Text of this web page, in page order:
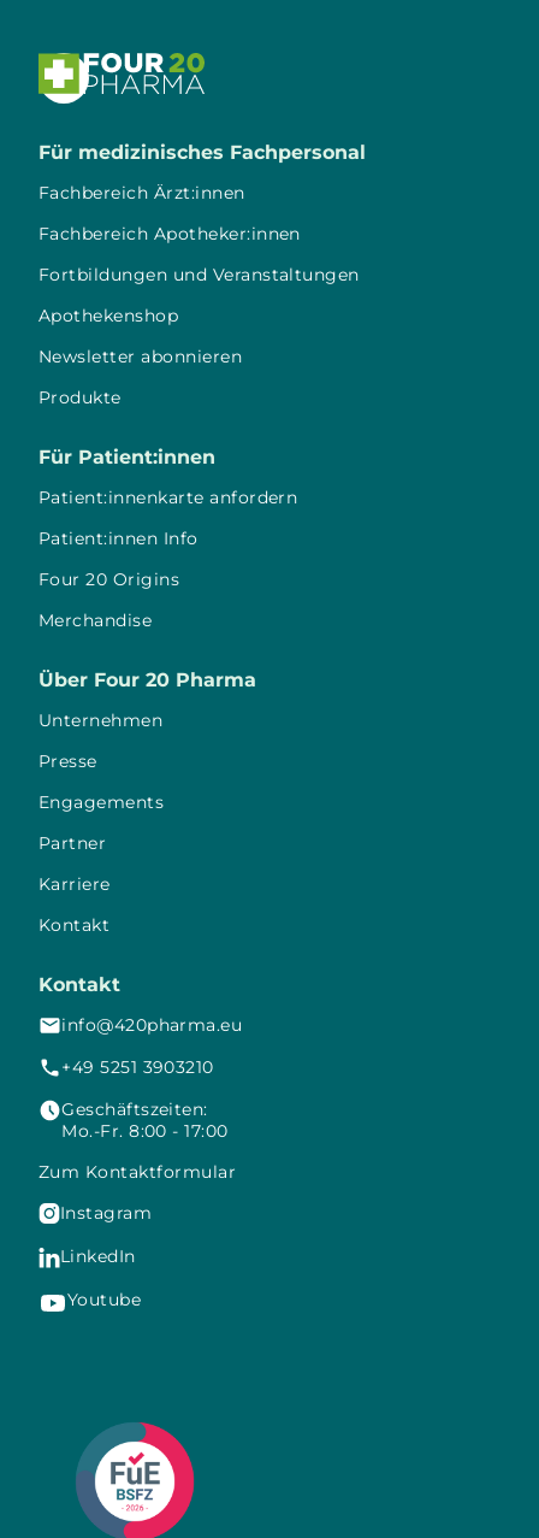

Für medizinisches Fachpersonal
Fachbereich Ärzt:innen
Fachbereich Apotheker:innen
Fortbildungen und Veranstaltungen
Apothekenshop
Newsletter abonnieren
Produkte
Für Patient:innen
Patient:innenkarte anfordern
Patient:innen Info
Four 20 Origins
Merchandise
Über Four 20 Pharma
Unternehmen
Presse
Engagements
Partner
Karriere
Kontakt
Kontakt
info@420pharma.eu
+49 5251 3903210
Geschäftszeiten:
Mo.-Fr. 8:00 - 17:00
Zum Kontaktformular
Instagram
LinkedIn
Youtube